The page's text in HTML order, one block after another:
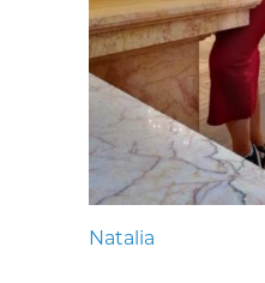
Natalia